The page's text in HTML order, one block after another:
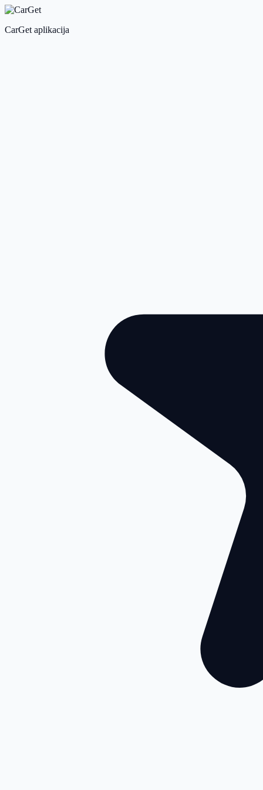
CarGet aplikacija